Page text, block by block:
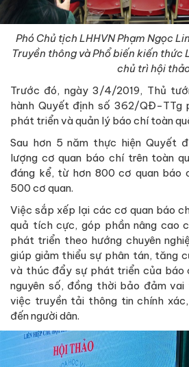
Phó Chủ tịch LHHVN Phạm Ngọc
Truyền thông và Phổ biến kiến thức
chủ trì hội
Trước đó, ngày 3/4/2019, Thủ
hành Quyết định số 362/QĐ-TTg
phát triển và quản lý báo chí toàn
Sau hơn 5 năm thực hiện Quyết
lượng cơ quan báo chí trên toàn
đáng kể, từ hơn 800 cơ quan báo
500 cơ quan.
Việc sắp xếp lại các cơ quan báo
quả tích cực, góp phần nâng cao
phát triển theo hướng chuyên
giúp giảm thiểu sự phân tán, tăng
và thúc đẩy sự phát triển của báo
nguyên số, đồng thời bảo đảm
việc truyền tải thông tin chính
đến người dân.